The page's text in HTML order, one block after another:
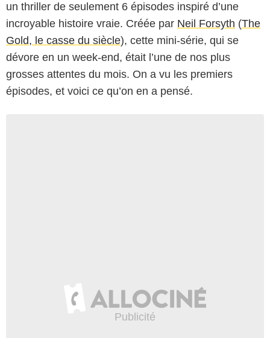
un thriller de seulement 6 épisodes inspiré d’une
incroyable histoire vraie. Créée par Neil Forsyth (The
Gold, le casse du siècle), cette mini-série, qui se
dévore en un week-end, était l’une de nos plus
grosses attentes du mois. On a vu les premiers
épisodes, et voici ce qu’on en a pensé.